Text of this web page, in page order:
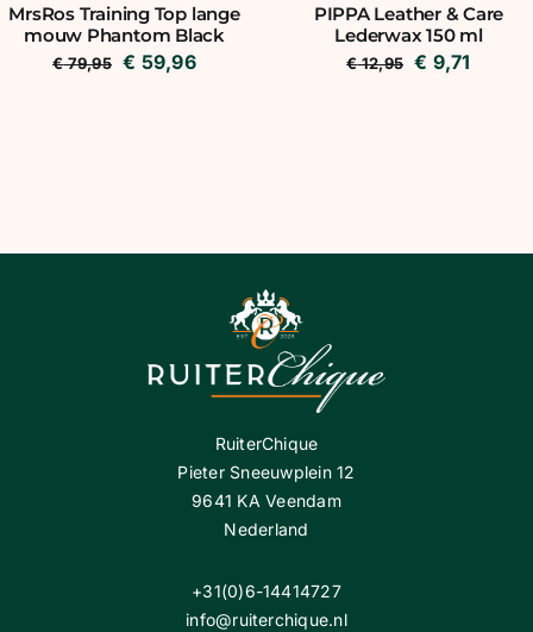
MrsRos Training Top lange
mouw Phantom Black
€79,95 Oorspronkelijke
€ 59,96Huidige
PIPPA Leather & Care
Lederwax 150 ml
€12,95 € 9,71
RuiterChique
Pieter Sneeuwplein 12
9641 KA Veendam
Nederland
+31(0)6-14414727
info@ruiterchique.nl